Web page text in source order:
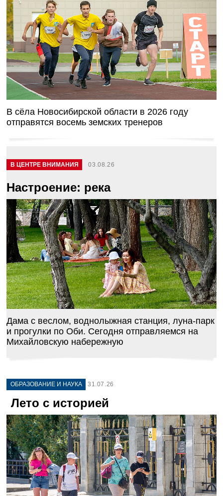
В сёла Новосибирской области в 2026 году
отправятся восемь земских тренеров
В ЦЕНТРЕ ВНИМАНИЯ 03.08.26
Настроение: река
Дама с веслом, воднолыжная станция, луна-парк
и прогулки по Оби. Сегодня отправляемся на
Михайловскую набережную
ОБРАЗОВАНИЕ И НАУКА 31.07.26
Лето с историей